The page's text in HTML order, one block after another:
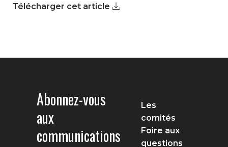
Télécharger cet article
Abonnez-vous
aux
communications
Les
comités
Foire aux
questions